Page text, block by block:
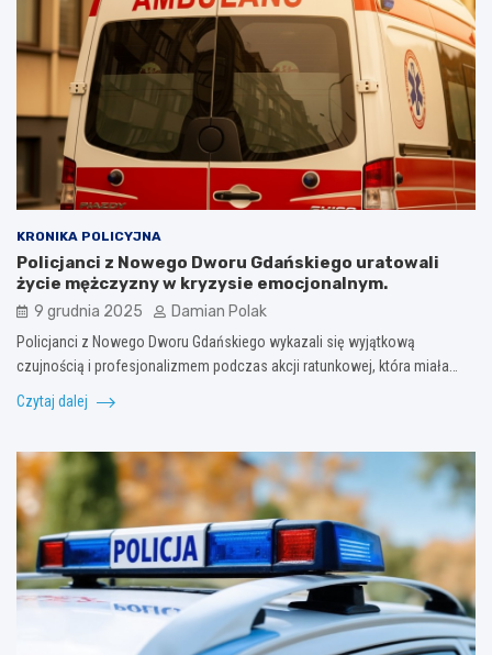
KRONIKA POLICYJNA
Policjanci z Nowego Dworu Gdańskiego uratowali
życie mężczyzny w kryzysie emocjonalnym.
9 grudnia 2025 Damian Polak
Policjanci z Nowego Dworu Gdańskiego wykazali się wyjątkową
czujnością i profesjonalizmem podczas akcji ratunkowej, która miała…
Czytaj dalej